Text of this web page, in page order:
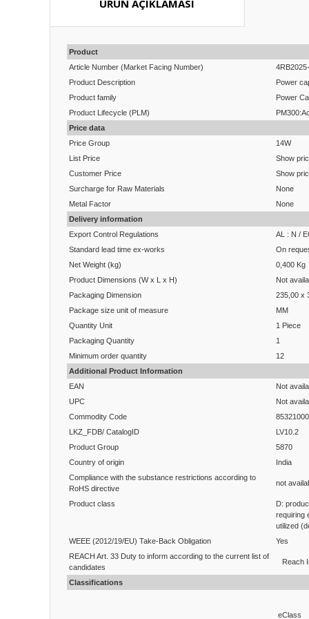
ÜRÜN AÇIKLAMASI
Product
Article Number (Market Facing Number)
Product Description
Power
Product family
Power
Product Lifecycle (PLM)
Price data
Price Group
14W
List Price
Show
Customer Price
Show
Surcharge for Raw Materials
None
Metal Factor
None
Delivery information
Export Control Regulations
AL : N /
Standard lead time ex-works
On
Net Weight (kg)
0,400 Kg
Product Dimensions (W x L x H)
Not
Packaging Dimension
235,00 x
Package size unit of measure
MM
Quantity Unit
1 Piece
Packaging Quantity
1
Minimum order quantity
12
Additional Product Information
EAN
Not
UPC
Not
Commodity Code
85321000
LKZ_FDB/ CatalogID
LV10.2
Product Group
5870
Country of origin
India
Compliance with the substance restrictions according to
RoHS directive
not
Product class
D:
requiring
utilized
WEEE (2012/19/EU) Take-Back Obligation
Yes
REACH Art. 33 Duty to inform according to the current list of
candidates
Reach
Classifications
eClass